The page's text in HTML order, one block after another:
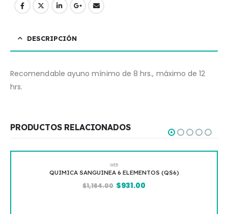
DESCRIPCIÓN
Recomendable ayuno mínimo de 8 hrs., máximo de 12
hrs.
PRODUCTOS RELACIONADOS
WEB
QUIMICA SANGUINEA 6 ELEMENTOS (QS6)
$1,164.00 $931.00